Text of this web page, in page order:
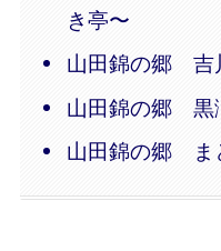
き亭〜
山田錦の郷 吉
山田錦の郷 黒
山田錦の郷 ま